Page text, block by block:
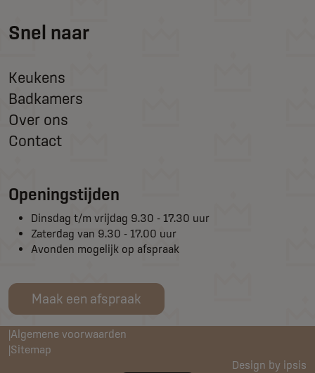
Snel naar
Keukens
Badkamers
Over ons
Contact
Openingstijden
Dinsdag t/m vrijdag 9.30 - 17.30 uur
Zaterdag van 9.30 - 17.00 uur
Avonden mogelijk op afspraak
Maak een afspraak
Algemene voorwaarden
Sitemap
Design by ipsis